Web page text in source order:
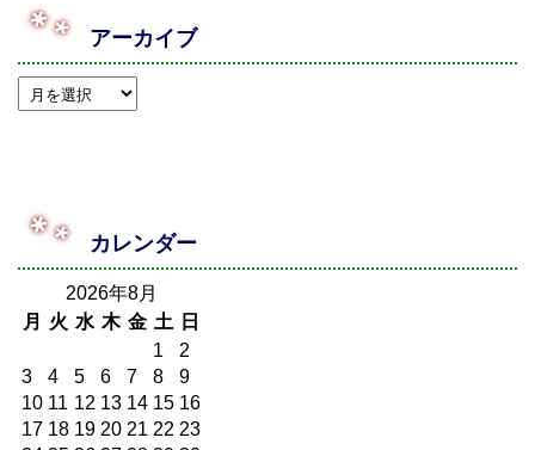
アーカイブ
カレンダー
2026年8月
月
火 水 木 金 土
日
1
2
3
4 5 6 7 8
9
10 11 12 13 14 15 16
17 18 19 20 21 22 23